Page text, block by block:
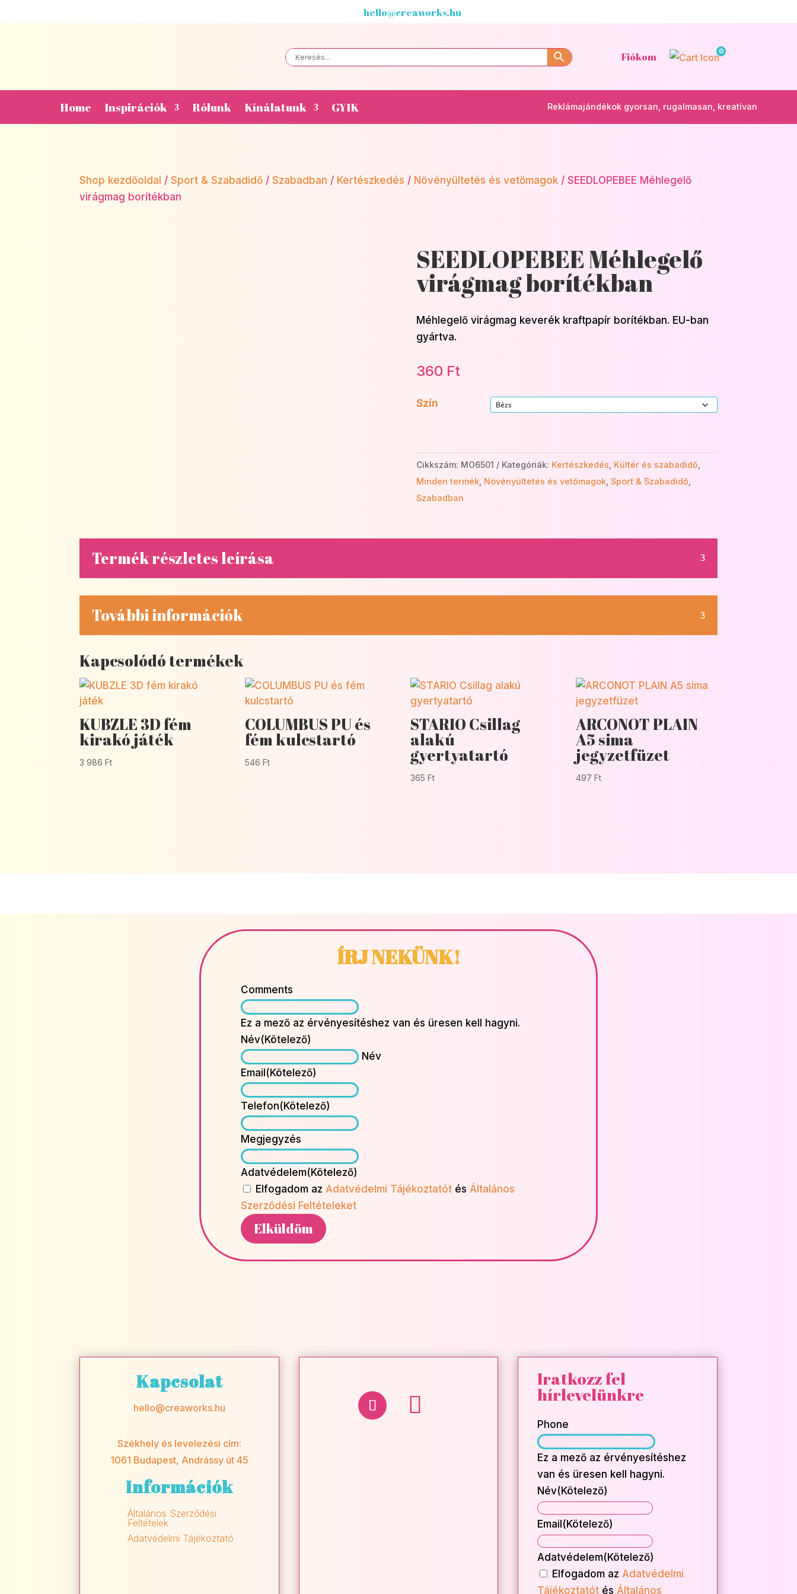
hello@creaworks.hu
Fiókom 0
Home Inspirációk Rólunk Kínálatunk GYIK Reklámajándékok gyorsan, rugalmasan, kreatívan
Shop kezdőoldal /Sport & Szabadidő /Szabadban / Kertészkedés / Növényültetés és vetőmagok / SEEDLOPEBEE Méhlegelő
virágmag borítékban
SEEDLOPEBEE Méhlegelő
virágmag borítékban
Méhlegelő virágmag keverék kraftpapír borítékban. EU-ban
gyártva.
360 Ft
Szín
Cikkszám: MO6501 Kategóriák: Kertészkedés Kültér és szabadidő
Minden termék, Növényültetés és vetőmagok, Sport & Szabadidő
Szabadban
Termék részletes leírása
További információk
Kapcsolódó termékek
KUBZLE 3D fém
kirakó játék
3 986Ft
COLUMBUS PU és
fém kulcstartó
546Ft
STARIO Csillag
alakú
gyertyatartó
365Ft
ARCONOT PLAIN
A5 sima
jegyzetfüzet
497Ft
ÍRJ NEKÜNK!
Comments
Ez a mező az érvényesítéshez van és üresen kell hagyni.
Név(Kötelező)
Név
Email(Kötelező)
Telefon(Kötelező)
Megjegyzés
Adatvédelem(Kötelező)
Elfogadom az Adatvédelmi Tájékoztatót és Általános
Szerződési Feltételeket
Kapcsolat
hello@creaworks.hu
Székhely és levelezési cím:
1061 Budapest, Andrássy út 45
Információk
Általános Szerződési
Feltételek
Adatvédelmi Tájékoztató
Iratkozz fel
hírlevelünkre
Phone
Ez a mező az érvényesítéshez
van és üresen kell hagyni.
Név(Kötelező)
Név
Email(Kötelező)
Adatvédelem(Kötelező)
Elfogadom az Adatvédelmi
Tájékoztatótés Általános